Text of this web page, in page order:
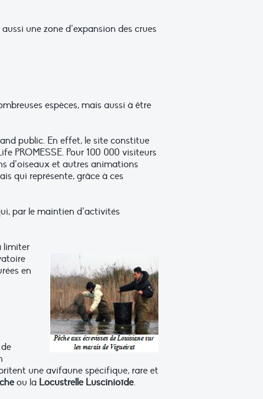
une zone d’expansion des crues
espèces, mais aussi à être
public. En effet, le site constitue
PROMESSE. Pour 100 000 visiteurs
d’oiseaux et autres animations
qui représente, grâce à ces
par le maintien d’activités
limiter
en
une avifaune spécifique, rare et
ou la Locustrelle Luscinioïde.